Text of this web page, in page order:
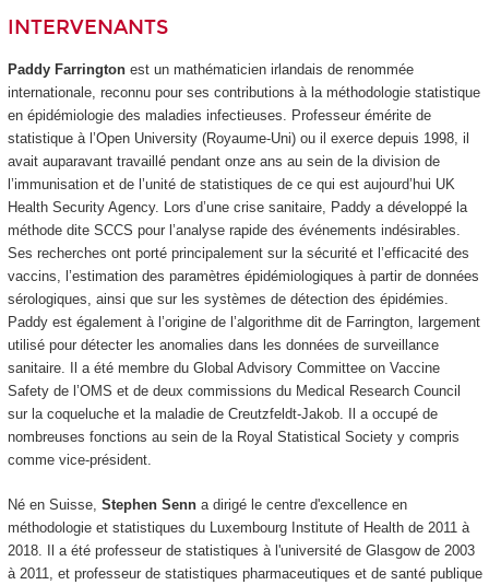
INTERVENANTS
Paddy Farrington est un mathématicien irlandais de renommée
internationale, reconnu pour ses contributions à la méthodologie statistique
en épidémiologie des maladies infectieuses. Professeur émérite de
statistique à l’Open University (Royaume-Uni) ou il exerce depuis 1998, il
avait auparavant travaillé pendant onze ans au sein de la division de
l’immunisation et de l’unité de statistiques de ce qui est aujourd’hui UK
Health Security Agency. Lors d’une crise sanitaire, Paddy a développé la
méthode dite SCCS pour l’analyse rapide des événements indésirables.
Ses recherches ont porté principalement sur la sécurité et l’efficacité des
vaccins, l’estimation des paramètres épidémiologiques à partir de données
sérologiques, ainsi que sur les systèmes de détection des épidémies.
Paddy est également à l’origine de l’algorithme dit de Farrington, largement
utilisé pour détecter les anomalies dans les données de surveillance
sanitaire. Il a été membre du Global Advisory Committee on Vaccine
Safety de l’OMS et de deux commissions du Medical Research Council
sur la coqueluche et la maladie de Creutzfeldt-Jakob. Il a occupé de
nombreuses fonctions au sein de la Royal Statistical Society y compris
comme vice-président.
Né en Suisse, Stephen Senna dirigé le centre d'excellence en
méthodologie et statistiques du Luxembourg Institute of Health de 2011 à
2018. Il a été professeur de statistiques à l'université de Glasgow de 2003
à 2011, et professeur de statistiques pharmaceutiques et de santé publique